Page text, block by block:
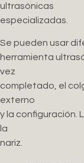
ultrasónicas
especializadas.
Se pueden usar
herramienta
vez
completado, el
externo
y la configuración.
la
nariz.